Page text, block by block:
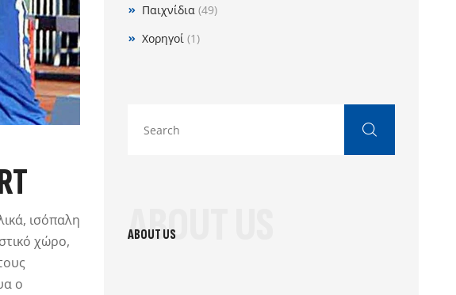
ισόπαλη
χώρο,
ο
Παιχνίδια (49)
Χορηγοί (1)
ABOUT US
ABOUT US